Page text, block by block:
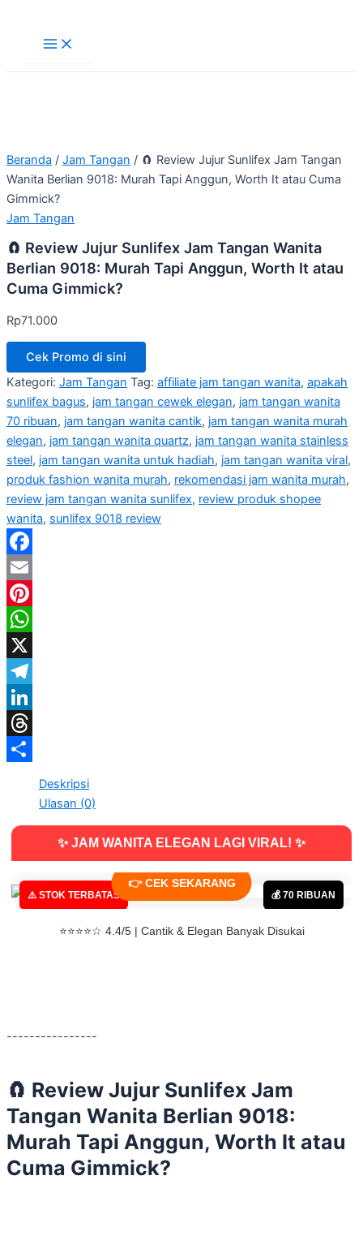
konten
Beranda / Jam Tangan / 🧲 Review Jujur Sunlifex Jam Tangan
Wanita Berlian 9018: Murah Tapi Anggun, Worth It atau Cuma
Gimmick?
Jam Tangan
🧲 Review Jujur Sunlifex Jam Tangan Wanita
Berlian 9018: Murah Tapi Anggun, Worth It atau
Cuma Gimmick?
Rp71.000
Cek Promo di sini
Kategori: Jam Tangan Tag: affiliate jam tangan wanita, apakah
sunlifex bagus, jam tangan cewek elegan, jam tangan wanita
70 ribuan, jam tangan wanita cantik, jam tangan wanita murah
elegan, jam tangan wanita quartz, jam tangan wanita stainless
steel, jam tangan wanita untuk hadiah, jam tangan wanita viral,
produk fashion wanita murah, rekomendasi jam wanita murah,
review jam tangan wanita sunlifex, review produk shopee
wanita, sunlifex 9018 review
Facebook
Email
Pinterest
WhatsApp
X
Telegram
LinkedIn
Threads
Deskripsi
Ulasan (0)
✨ JAM WANITA ELEGAN LAGI VIRAL! ✨
⚠️ STOK TERBATAS 💰 70 RIBUAN
⏳ Diskon Berakhir Hari Ini
👉 CEK SEKARANG
⭐⭐⭐⭐☆ 4.4/5 | Cantik & Elegan Banyak Disukai
----------------
🧲 Review Jujur Sunlifex Jam
Tangan Wanita Berlian 9018:
Murah Tapi Anggun, Worth It atau
Cuma Gimmick?